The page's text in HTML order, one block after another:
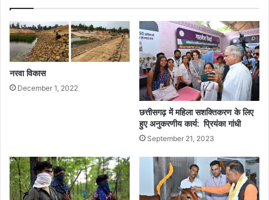
नरवा विकास
December 1, 2022
छत्तीसगढ़ में महिला सशक्तिकरण के लिए
हुए अनुकरणीय कार्य: प्रियंका गांधी
September 21, 2023